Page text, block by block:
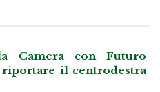
Camera con Futuro
riportare il centrodestra